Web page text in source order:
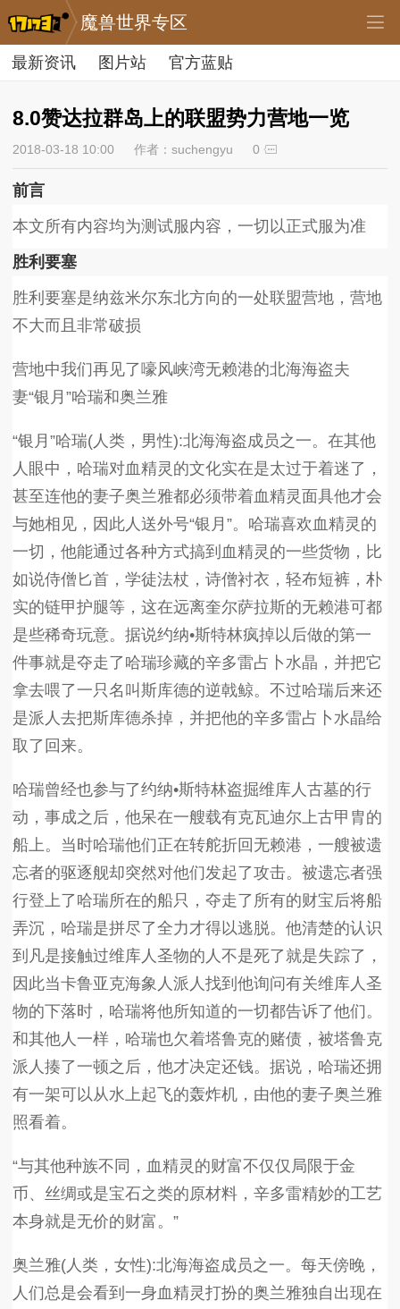
魔兽世界专区
最新资讯 图片站 官方蓝贴
8.0赞达拉群岛上的联盟势力营地一览
2018-03-18 10:00 作者：suchengyu 0
前言
本文所有内容均为测试服内容，一切以正式服为准
胜利要塞
胜利要塞是纳兹米尔东北方向的一处联盟营地，营地
不大而且非常破损
营地中我们再见了嚎风峡湾无赖港的北海海盗夫
妻“银月”哈瑞和奥兰雅
“银月”哈瑞(人类，男性):北海海盗成员之一。在其他
人眼中，哈瑞对血精灵的文化实在是太过于着迷了，
甚至连他的妻子奥兰雅都必须带着血精灵面具他才会
与她相见，因此人送外号“银月”。哈瑞喜欢血精灵的
一切，他能通过各种方式搞到血精灵的一些货物，比
如说侍僧匕首，学徒法杖，诗僧衬衣，轻布短裤，朴
实的链甲护腿等，这在远离奎尔萨拉斯的无赖港可都
是些稀奇玩意。据说约纳•斯特林疯掉以后做的第一
件事就是夺走了哈瑞珍藏的辛多雷占卜水晶，并把它
拿去喂了一只名叫斯库德的逆戟鲸。不过哈瑞后来还
是派人去把斯库德杀掉，并把他的辛多雷占卜水晶给
取了回来。
哈瑞曾经也参与了约纳•斯特林盗掘维库人古墓的行
动，事成之后，他呆在一艘载有克瓦迪尔上古甲胄的
船上。当时哈瑞他们正在转舵折回无赖港，一艘被遗
忘者的驱逐舰却突然对他们发起了攻击。被遗忘者强
行登上了哈瑞所在的船只，夺走了所有的财宝后将船
弄沉，哈瑞是拼尽了全力才得以逃脱。他清楚的认识
到凡是接触过维库人圣物的人不是死了就是失踪了，
因此当卡鲁亚克海象人派人找到他询问有关维库人圣
物的下落时，哈瑞将他所知道的一切都告诉了他们。
和其他人一样，哈瑞也欠着塔鲁克的赌债，被塔鲁克
派人揍了一顿之后，他才决定还钱。据说，哈瑞还拥
有一架可以从水上起飞的轰炸机，由他的妻子奥兰雅
照看着。
“与其他种族不同，血精灵的财富不仅仅局限于金
币、丝绸或是宝石之类的原材料，辛多雷精妙的工艺
本身就是无价的财富。”
奥兰雅(人类，女性):北海海盗成员之一。每天傍晚，
人们总是会看到一身血精灵打扮的奥兰雅独自出现在